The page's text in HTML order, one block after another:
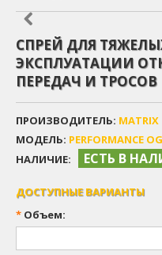
СПРЕЙ ДЛЯ
ЭКСПЛУАТАЦИИ
ПЕРЕДАЧ И ТРОСОВ
ПРОИЗВОДИТЕЛЬ: MATRIX
МОДЕЛЬ: PERFORMANCE
НАЛИЧИЕ:
ЕСТЬ В
ДОСТУПНЫЕ ВАРИАНТЫ
* Объем: